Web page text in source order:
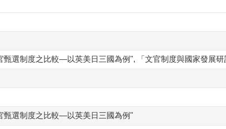
甄選制度之比較—以英美日三國為例", 「文官制度與國家發展研
甄選制度之比較—以英美日三國為例"